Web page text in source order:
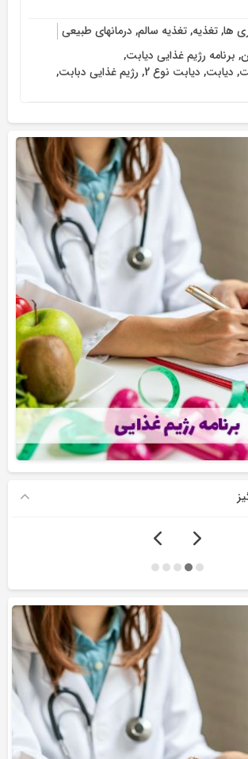
ها,تغذیه,تغذیه سالم, درمانهای طبیعی
, برنامه رژیم غذایی دیابت,
, دیابت, دیابت نوع 2 , رژیم غذایی دبابت,